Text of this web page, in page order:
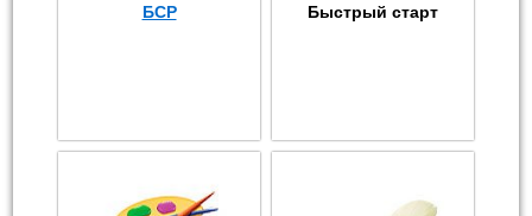
БСР Быстрый старт